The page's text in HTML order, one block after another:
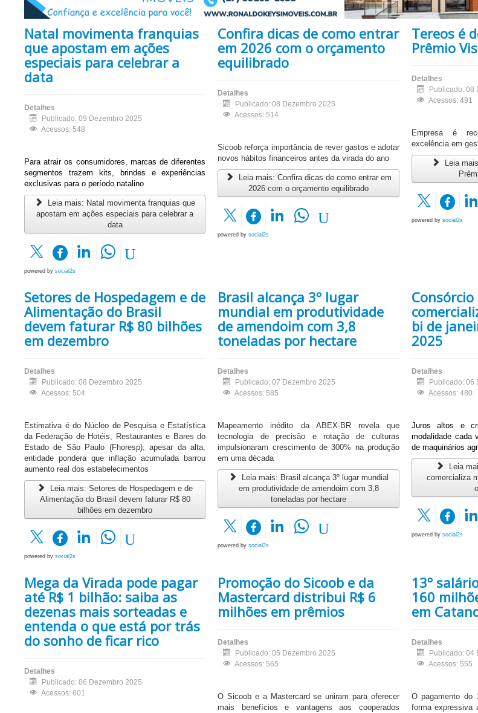
Natal movimenta franquias
que apostam em ações
especiais para celebrar a
data
Detalhes
Publicado: 09 Dezembro 2025
Acessos: 548
Para atrair os consumidores, marcas de diferentes
segmentos trazem kits, brindes e experiências
exclusivas para o período natalino
Leia mais: Natal movimenta franquias que
apostam em ações especiais para celebrar a
data
powered by social2s
Confira dicas de como entrar
em 2026 com o orçamento
equilibrado
Detalhes
Publicado: 08 Dezembro 2025
Acessos: 514
Sicoob reforça importância de rever gastos e adotar
novos hábitos financeiros antes da virada do ano
Leia mais: Confira dicas de como entrar em
2026 com o orçamento equilibrado
powered bysocial2s
Tereos é
Prêmio
Detalhes
Publicado: 08
Acessos: 491
Empresa é
excelência em
Leia
powered by social2s
Setores de Hospedagem e de
Alimentação do Brasil
devem faturar R$ 80 bilhões
em dezembro
Detalhes
Publicado: 08 Dezembro 2025
Acessos: 504
Estimativa é do Núcleo de Pesquisa e Estatística
da Federação de Hotéis, Restaurantes e Bares do
Estado de São Paulo (Fhoresp); apesar da alta,
entidade pondera que inflação acumulada barrou
aumento real dos estabelecimentos
Leia mais: Setores de Hospedagem e de
Alimentação do Brasil devem faturar R$ 80
bilhões em dezembro
powered by social2s
Brasil alcança 3º lugar
mundial em produtividade
de amendoim com 3,8
toneladas por hectare
Detalhes
Publicado: 07 Dezembro 2025
Acessos: 585
Mapeamento inédito da ABEX-BR revela que
tecnologia de precisão e rotação de culturas
impulsionaram crescimento de 300% na produção
em uma década
Leia mais: Brasil alcança 3º lugar mundial
em produtividade de amendoim com 3,8
toneladas por hectare
powered bysocial2s
bi de
2025
Detalhes
Publicado: 06
Acessos: 480
Juros altos e
modalidade cada
de maquinários
Leia
comercializa
powered by social2s
Mega da Virada pode pagar
até R$ 1 bilhão: saiba as
dezenas mais sorteadas e
entenda o que está por trás
do sonho de ficar rico
Detalhes
Publicado: 06 Dezembro 2025
Acessos: 601
Promoção do Sicoob e da
Mastercard distribui R$ 6
milhões em prêmios
Detalhes
Publicado: 05 Dezembro 2025
Acessos: 565
O Sicoob e a Mastercard se uniram para oferecer
mais benefícios e vantagens aos cooperados
13º
160
em
Detalhes
Publicado: 04
Acessos: 555
O pagamento do
forma expressiva